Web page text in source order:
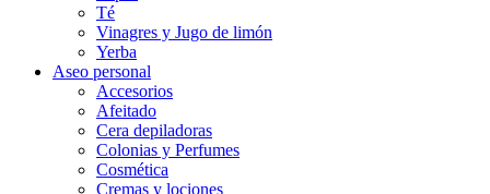
Té
Vinagres y Jugo de limón
Yerba
Aseo personal
Accesorios
Afeitado
Cera depiladoras
Colonias y Perfumes
Cosmética
Cremas y lociones